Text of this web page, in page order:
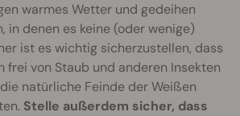
warmes Wetter und gedeihen
in denen es keine (oder wenige)
ist es wichtig sicherzustellen, dass
frei von Staub und anderen Insekten
natürliche Feinde der Weißen
Stelle außerdem sicher, dass